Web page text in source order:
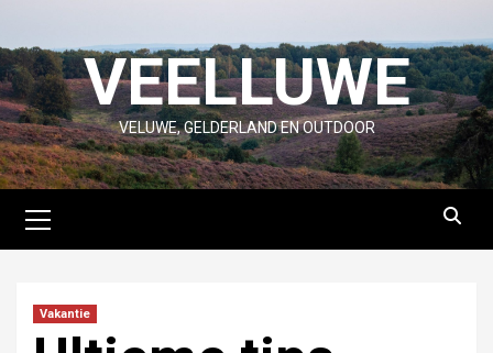
content
VEELLUWE
VELUWE, GELDERLAND EN OUTDOOR
Menu
Vakantie